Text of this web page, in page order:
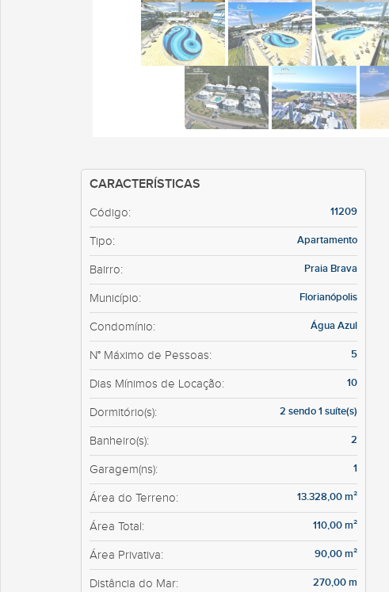
CARACTERÍSTICAS
Código: 11209
Tipo: Apartamento
Bairro: Praia Brava
Município: Florianópolis
Condomínio: Água Azul
N° Máximo de Pessoas: 5
Dias Mínimos de Locação: 10
Dormitório(s): 2 sendo 1 suíte(s)
Banheiro(s): 2
Garagem(ns): 1
Área do Terreno: 13.328,00 m²
Área Total: 110,00 m²
Área Privativa: 90,00 m²
Distância do Mar: 270,00 m